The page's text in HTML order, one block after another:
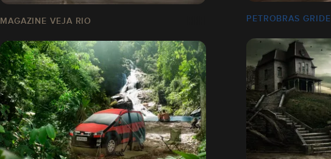
MAGAZINE VEJA RIO PETROBRAS GRIDE